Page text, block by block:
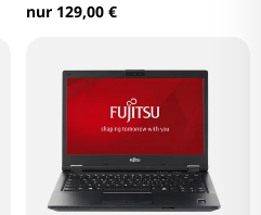
nur 129,00 €